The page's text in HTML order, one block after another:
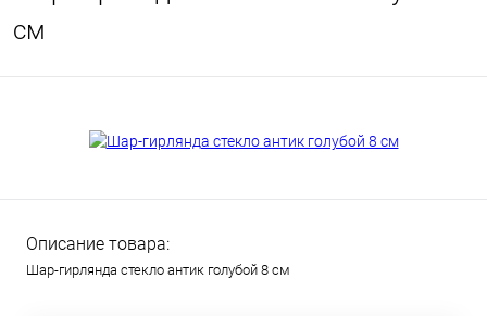
см
Описание товара:
Шар-гирлянда стекло антик голубой 8 см